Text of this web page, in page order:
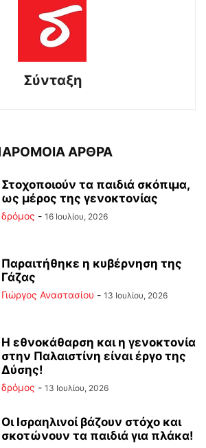
Σύνταξη
ΑΡΘΡΑ
Στοχοποιούν τα παιδιά σκόπιμα,
ως μέρος της γενοκτονίας
δρόμος - 16 Ιουλίου, 2026
Παραιτήθηκε η κυβέρνηση της
Γάζας
Γιώργος Αναστασίου - 13 Ιουλίου, 2026
Η εθνοκάθαρση και η γενοκτονία
στην Παλαιστίνη είναι έργο της
Δύσης!
δρόμος - 13 Ιουλίου, 2026
Οι Ισραηλινοί βάζουν στόχο και
σκοτώνουν τα παιδιά για πλάκα!